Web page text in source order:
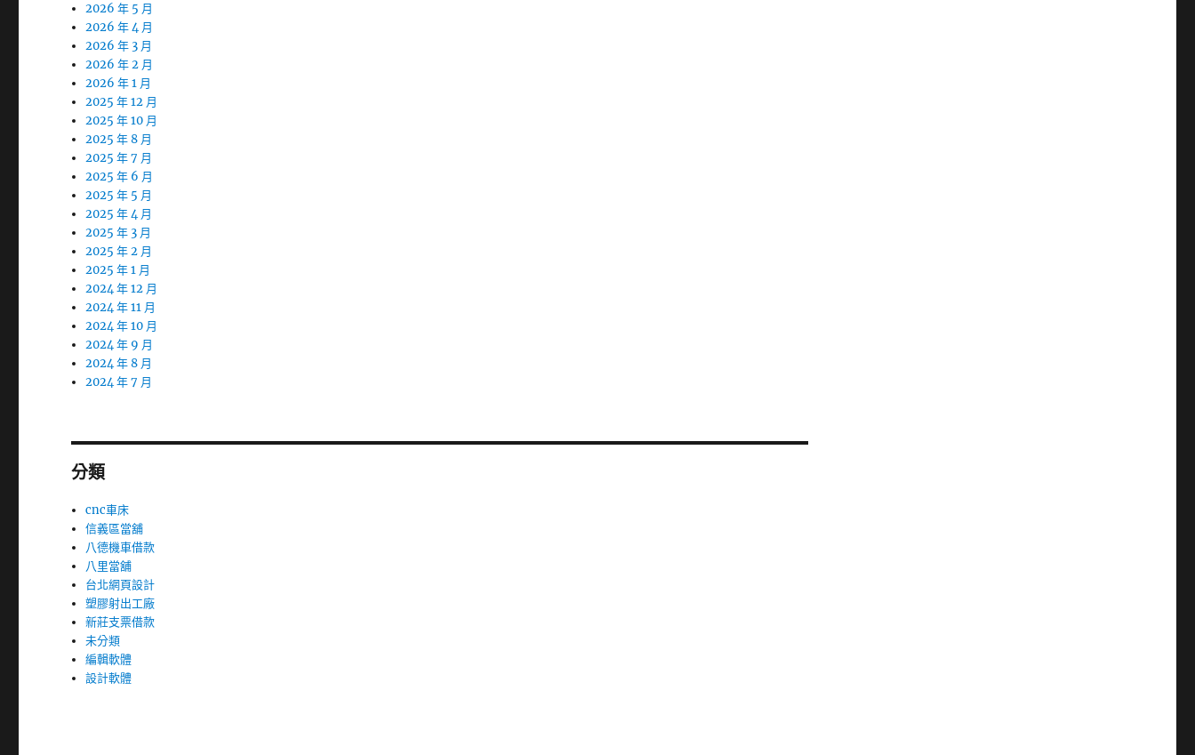
2026 年 5 月
2026 年 4 月
2026 年 3 月
2026 年 2 月
2026 年 1 月
2025 年 12 月
2025 年 10 月
2025 年 8 月
2025 年 7 月
2025 年 6 月
2025 年 5 月
2025 年 4 月
2025 年 3 月
2025 年 2 月
2025 年 1 月
2024 年 12 月
2024 年 11 月
2024 年 10 月
2024 年 9 月
2024 年 8 月
2024 年 7 月
分類
cnc車床
信義區當舖
八德機車借款
八里當舖
台北網頁設計
塑膠射出工廠
新莊支票借款
未分類
編輯軟體
設計軟體